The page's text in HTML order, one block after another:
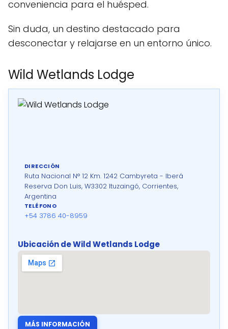
conveniencia para el huésped.
Sin duda, un destino destacado para
desconectar y relajarse en un entorno único.
Wild Wetlands Lodge
DIRECCIÓN
Ruta Nacional N° 12 Km. 1242 Cambyreta - Iberá
Reserva Don Luis, W3302 Ituzaingó, Corrientes,
Argentina
TELÉFONO
+54 3786 40-8959
Ubicación de Wild Wetlands Lodge
MÁS INFORMACIÓN